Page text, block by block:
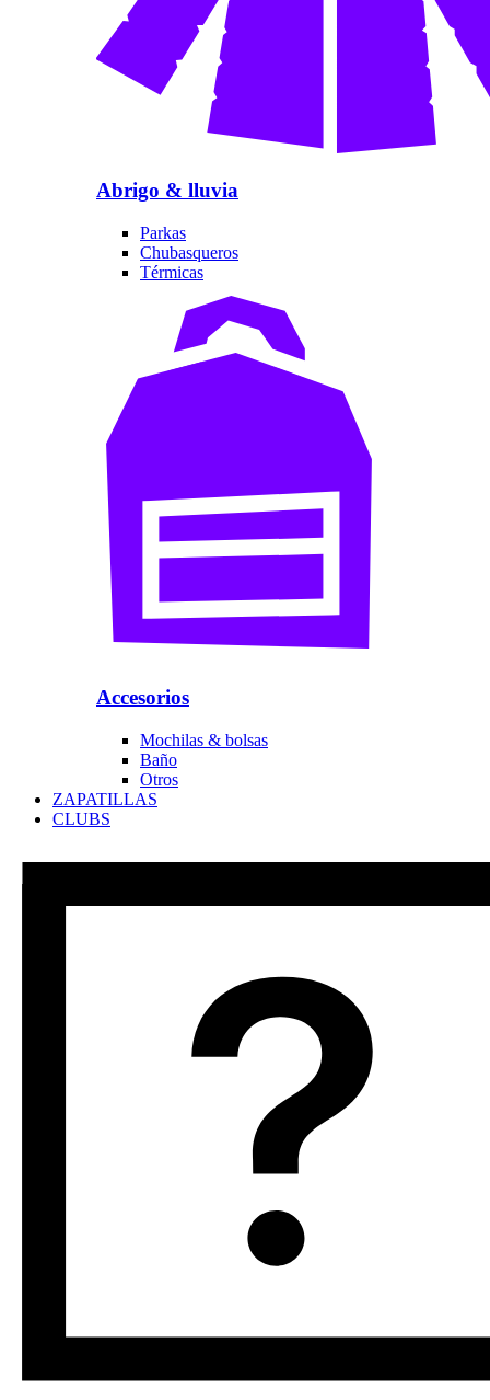
Abrigo & lluvia
Parkas
Chubasqueros
Térmicas
Accesorios
Mochilas & bolsas
Baño
Otros
ZAPATILLAS
CLUBS